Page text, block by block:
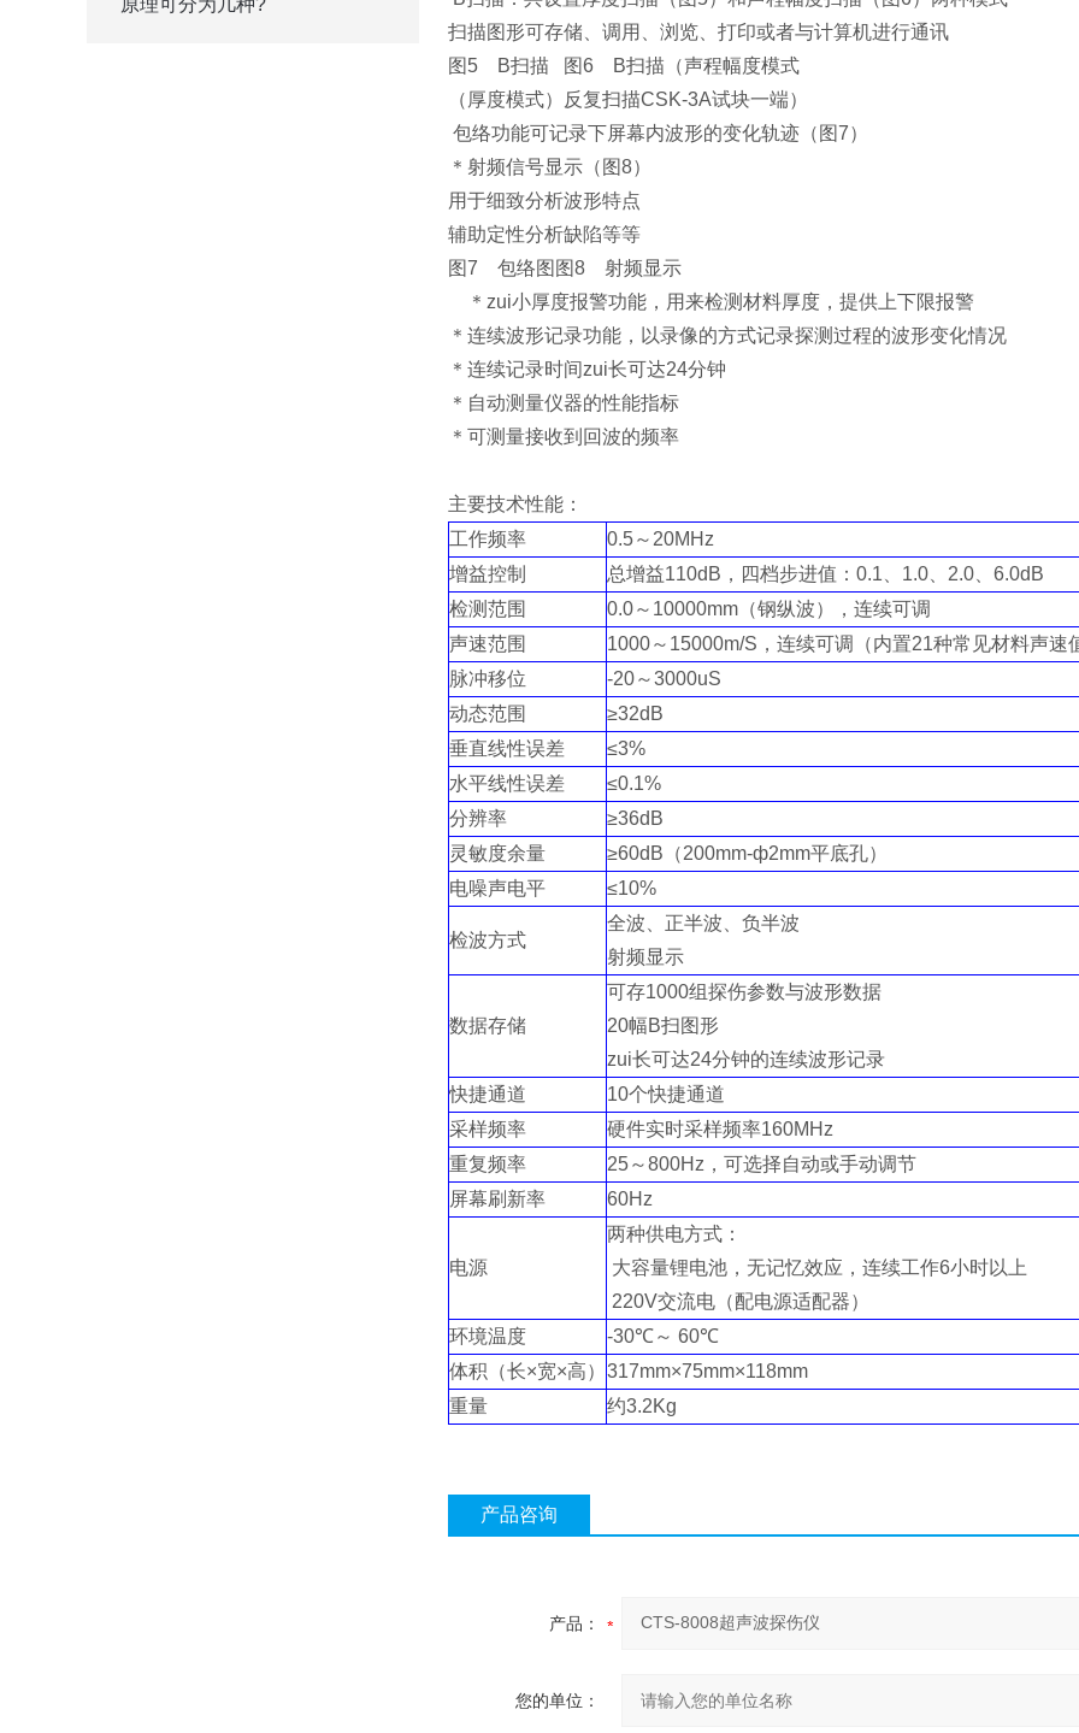
原理可分为几种?
扫描图形可存储、调用、浏览、打印或者与计算机进行通讯
图5 B扫描
（厚度模式）
图6 B扫描（声程幅度模式
反复扫描CSK-3A试块一端）
包络功能可记录下屏幕内波形的变化轨迹（图7）
＊射频信号显示（图8）
用于细致分析波形特点
辅助定性分析缺陷等等
图7 包络图 图8 射频显示
＊zui小厚度报警功能，用来检测材料厚度，提供上下限报警
＊连续波形记录功能，以录像的方式记录探测过程的波形变化情况
＊连续记录时间zui长可达24分钟
＊自动测量仪器的性能指标
＊可测量接收到回波的频率
主要技术性能：
工作频率
0.5～20MHz
增益控制
总增益110dB，四档步进值：0.1、1.0、2.0、6.0dB
检测范围
0.0～10000mm（钢纵波），连续可调
声速范围
1000～15000m/S，连续可调（内置21种常见材料声速
脉冲移位
-20～3000uS
动态范围
≥32dB
垂直线性误差
≤3%
水平线性误差
≤0.1%
分辨率
≥36dB
灵敏度余量
≥60dB（200mm-ф2mm平底孔）
电噪声电平
≤10%
检波方式
全波、正半波、负半波
射频显示
数据存储
可存1000组探伤参数与波形数据
20幅B扫图形
zui长可达24分钟的连续波形记录
快捷通道
10个快捷通道
采样频率
硬件实时采样频率160MHz
重复频率
25～800Hz，可选择自动或手动调节
屏幕刷新率
60Hz
电源
两种供电方式：
大容量锂电池，无记忆效应，连续工作6小时以上
220V交流电（配电源适配器）
环境温度
-30℃～ 60℃
体积（长×宽×高） 317mm×75mm×118mm
重量
约3.2Kg
产品咨询
产品：
您的单位：